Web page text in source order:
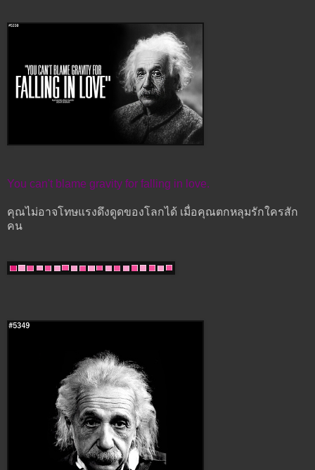
You can't blame gravity for falling in love.
คุณไม่อาจโทษแรงดึงดูดของโลกได้ เมื่อคุณตกหลุมรักใครสัก
คน